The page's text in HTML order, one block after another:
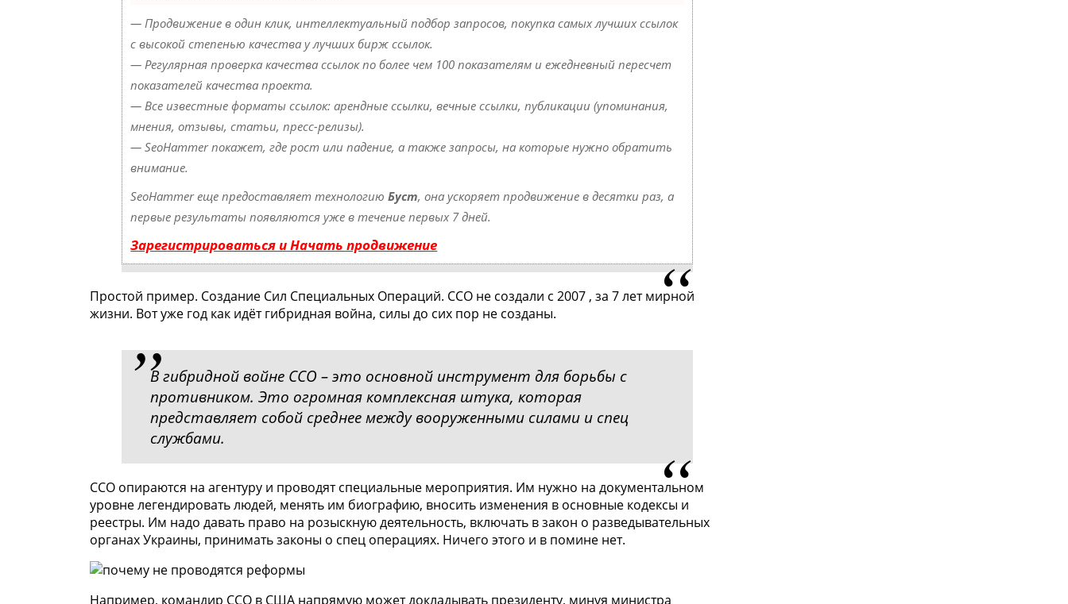
— Продвижение в один клик, интеллектуальный подбор запросов, покупка самых лучших ссылок
с высокой степенью качества у лучших бирж ссылок.
— Регулярная проверка качества ссылок по более чем 100 показателям и ежедневный пересчет
показателей качества проекта.
— Все известные форматы ссылок: арендные ссылки, вечные ссылки, публикации (упоминания,
мнения, отзывы, статьи, пресс-релизы).
— SeoHammer покажет, где рост или падение, а также запросы, на которые нужно обратить
внимание.
SeoHammer еще предоставляет технологиюБуст, она ускоряет продвижение в десятки раз, а
первые результаты появляются уже в течение первых 7 дней.
Зарегистрироваться и Начать продвижение
Простой пример. Создание Сил Специальных Операций. ССО не создали с 2007 , за 7 лет мирной
жизни. Вот уже год как идёт гибридная война, силы до сих пор не созданы.
В гибридной войне ССО – это основной инструмент для борьбы с
противником. Это огромная комплексная штука, которая
представляет собой среднее между вооруженными силами и спец
службами.
ССО опираются на агентуру и проводят специальные мероприятия. Им нужно на документальном
уровне легендировать людей, менять им биографию, вносить изменения в основные кодексы и
реестры. Им надо давать право на розыскную деятельность, включать в закон о разведывательных
органах Украины, принимать законы о спец операциях. Ничего этого и в помине нет.
Например, командир ССО в США напрямую может докладывать президенту, минуя министра